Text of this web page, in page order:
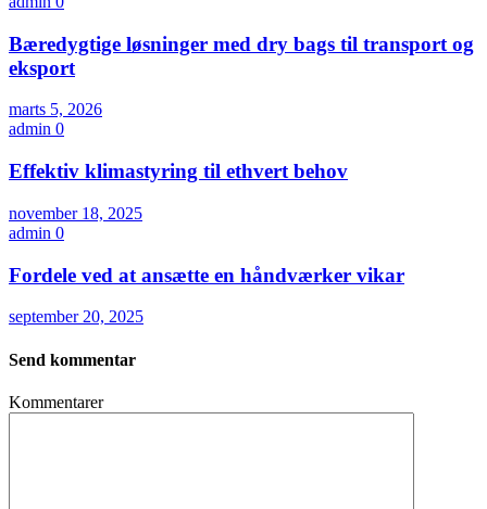
Bæredygtige løsninger med dry bags til transport og
eksport
marts 5, 2026
admin 0
Effektiv klimastyring til ethvert behov
november 18, 2025
admin 0
Fordele ved at ansætte en håndværker vikar
september 20, 2025
Send kommentar
Kommentarer